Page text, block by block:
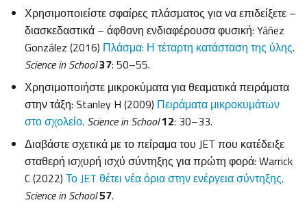
Χρησιμοποιείστε σφαίρες πλάσματος για να επιδείξετε –
διασκεδαστικά – άφθονη ενδιαφέρουσα φυσική: Yáñez
González (2016) Πλάσμα: Η τέταρτη κατάσταση της ύλης.
ScienceinSchool37: 50–55.
Χρησιμοποιήστε μικροκύματα για θεαματικά πειράματα
στην τάξη: Stanley H (2009) Πειράματα μικροκυμάτων
στο σχολείο. ScienceinSchool12: 30–33.
Διαβάστε σχετικά με το πείραμα του JET που κατέδειξε
σταθερή ισχυρή ισχύ σύντηξης για πρώτη φορά: Warrick
C (2022) Το JET θέτει νέα όρια στην ενέργεια σύντηξης.
ScienceinSchool57.